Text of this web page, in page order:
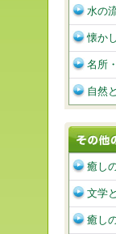
水の
懐か
名所
自然
癒し
文学
癒し